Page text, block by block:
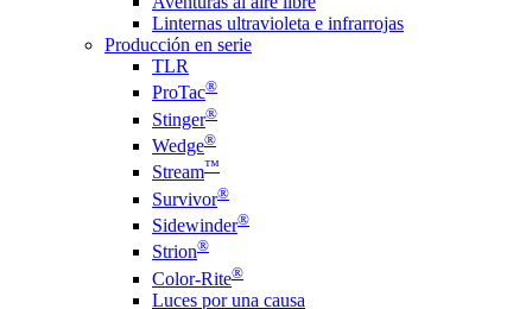
Linternas ultravioleta e infrarrojas
Producción en serie
TLR
ProTac®
Stinger®
Wedge®
Stream™
Survivor®
Sidewinder®
Strion®
Color-Rite®
Luces por una causa